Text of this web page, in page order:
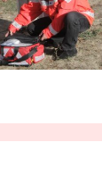
бажає
про